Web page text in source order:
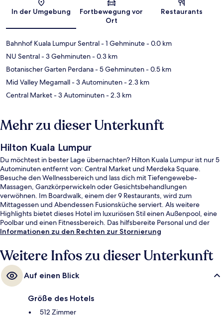
Karte
In der Umgebung
Fortbewegung vor
Ort
Restaurants
Bahnhof Kuala Lumpur Sentral- 1 Gehminute- 0.0 km
NU Sentral- 3 Gehminuten- 0.3 km
Botanischer Garten Perdana- 5 Gehminuten- 0.5 km
Mid Valley Megamall- 3 Autominuten- 2.3 km
Central Market- 3 Autominuten- 2.3 km
Mehr zu dieser Unterkunft
Hilton Kuala Lumpur
Du möchtest in bester Lage übernachten? Hilton Kuala Lumpur ist nur 5
Autominuten entfernt von: Central Market und Merdeka Square.
Besuche den Wellnessbereich und lass dich mit Tiefengewebe-
Massagen, Ganzkörperwickeln oder Gesichtsbehandlungen
verwöhnen. Im Boardwalk, einem der 9 Restaurants, wird zum
Mittagessen und Abendessen Fusionsküche serviert. Als weitere
Highlights bietet dieses Hotel im luxuriösen Stil einen Außenpool, eine
Poolbar und einen Fitnessbereich. Das hilfsbereite Personal und der
allgemeine Zustand erhalten gute Bewertungen von anderen
Fußmarsch entfernt: Zur Monorail-Station KL Sentral sind es 6 Minuten
und zur Monorail-Station Tun Sambanthan 11 Minuten.
Informationen zu den Rechten zur Stornierung
Weitere Infos zu dieser Unterkunft
Auf einen Blick
Größe des Hotels
512 Zimmer